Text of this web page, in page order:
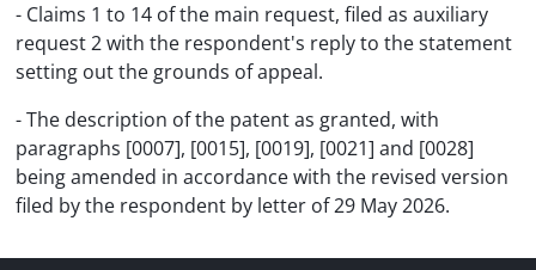
- Claims 1 to 14 of the main request, filed as auxiliary
request 2 with the respondent's reply to the statement
setting out the grounds of appeal.
- The description of the patent as granted, with
paragraphs [0007], [0015], [0019], [0021] and [0028]
being amended in accordance with the revised version
filed by the respondent by letter of 29 May 2026.